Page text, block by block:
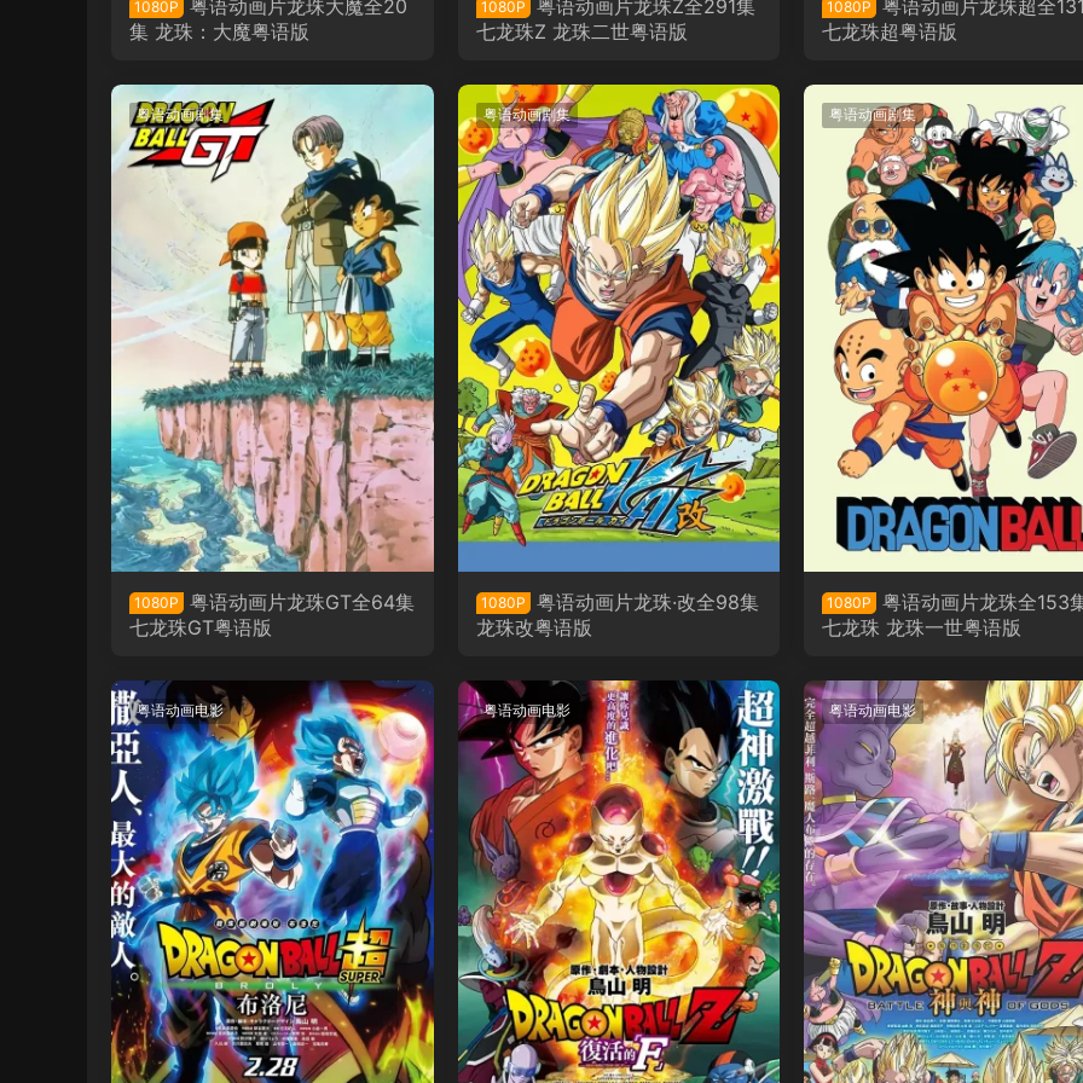
1080P
粤语动画片龙珠大魔全20
集 龙珠：大魔粤语版
1080P
粤语动画片龙珠Z全291集
七龙珠Z 龙珠二世粤语版
1080P
粤语动画片龙珠超全
七龙珠超粤语版
粤语动画剧集
1080P
粤语动画片龙珠GT全64集
七龙珠GT粤语版
粤语动画剧集
1080P
粤语动画片龙珠·改全98集
龙珠改粤语版
粤语动画剧集
1080P
粤语动画片龙珠全153
七龙珠 龙珠一世粤语版
粤语动画电影 粤语动画电影 粤语动画电影